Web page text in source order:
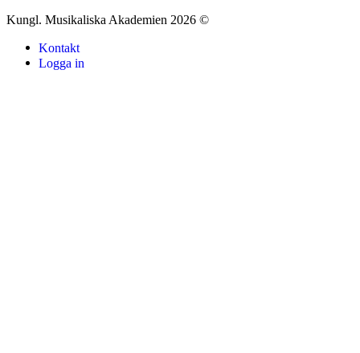
Kungl. Musikaliska Akademien 2026 ©
Kontakt
Logga in